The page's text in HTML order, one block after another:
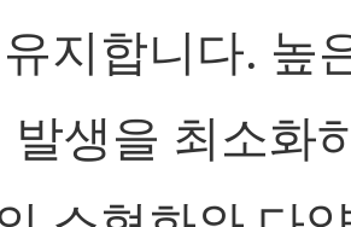
지합니다. 높
발생을 최소화